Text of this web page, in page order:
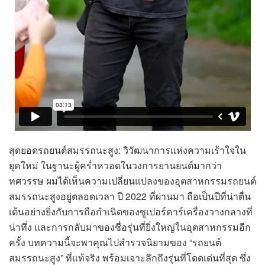
สุดยอดรถยนต์สมรรถนะสูง: วิวัฒนาการแห่งความเร้าใจใน
ยุคใหม่ ในฐานะผู้คร่ำหวอดในวงการยานยนต์มากว่า
ทศวรรษ ผมได้เห็นความเปลี่ยนแปลงของอุตสาหกรรมรถยนต์
สมรรถนะสูงอยู่ตลอดเวลา ปี 2022 ที่ผ่านมา ถือเป็นปีที่น่าตื่น
เต้นอย่างยิ่งกับการถือกำเนิดของซูเปอร์คาร์เครื่องวางกลางที่
น่าทึ่ง และการกลับมาของชื่อรุ่นที่ยิ่งใหญ่ในอุตสาหกรรมอีก
ครั้ง บทความนี้จะพาคุณไปสำรวจนิยามของ “รถยนต์
สมรรถนะสูง” ที่แท้จริง พร้อมเจาะลึกถึงรุ่นที่โดดเด่นที่สุด ซึ่ง